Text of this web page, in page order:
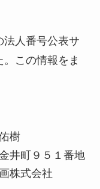
法人番号公表サ
この情報をま
樹
井町９５１番地
株式会社